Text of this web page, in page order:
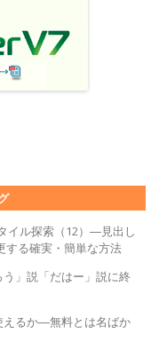
ル探索（12）―見出し
する確実・簡単な方法
」説「だはー」説に終
えるか―無料とは名ばか